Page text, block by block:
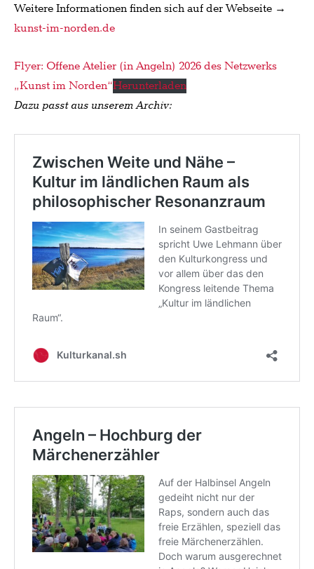
Weitere Informationen finden sich auf der Webseite →
kunst-im-norden.de
Flyer: Offene Atelier (in Angeln) 2026 des Netzwerks
„Kunst im Norden“Herunterladen
Dazu passt aus unserem Archiv: